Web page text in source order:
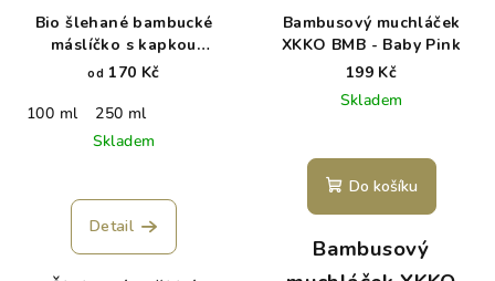
Bio šlehané bambucké
máslíčko s kapkou
meruňky
od 170 Kč
100 ml
250 ml
Skladem
Detail
Bambusový muchláček
XKKO BMB - Baby Pink
199 Kč
Skladem
Do košíku
Bambusový